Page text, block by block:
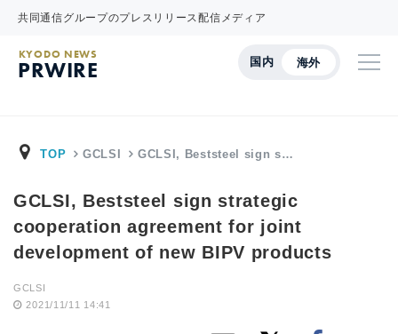
共同通信グループのプレスリリース配信メディア
国内 海外
KYODO NEWS
PRWIRE
TOP GCLSI GCLSI, Beststeel sign s…
GCLSI, Beststeel sign strategic
cooperation agreement for joint
development of new BIPV products
GCLSI
2021/11/11 14:41